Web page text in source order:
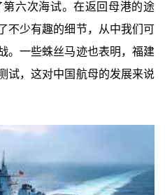
六次海试。在返回母港的途
不少有趣的细节，从中我们可
。一些蛛丝马迹也表明，福建
试，这对中国航母的发展来说